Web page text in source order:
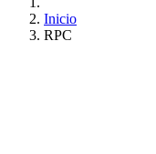
Inicio
RPC